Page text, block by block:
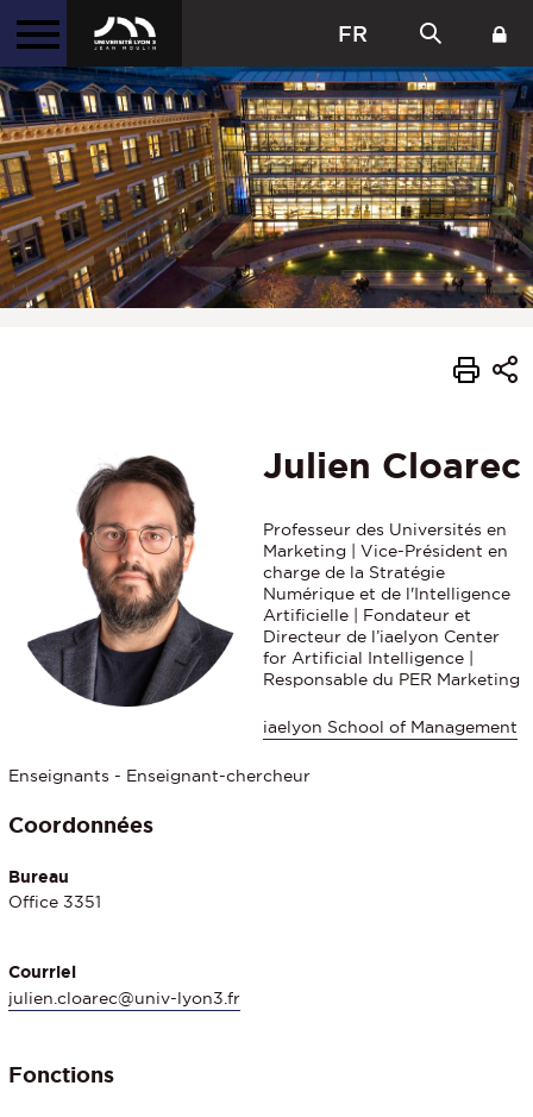
FR
Julien Cloarec
Professeur des Universités en
Marketing | Vice-Président en
charge de la Stratégie
Numérique et de l'Intelligence
Artificielle | Fondateur et
Directeur de l’iaelyon Center
for Artificial Intelligence |
Responsable du PER Marketing
iaelyon School of Management
Enseignants - Enseignant-chercheur
Coordonnées
Bureau
Office 3351
Courriel
julien.cloarec@univ-lyon3.fr
Fonctions